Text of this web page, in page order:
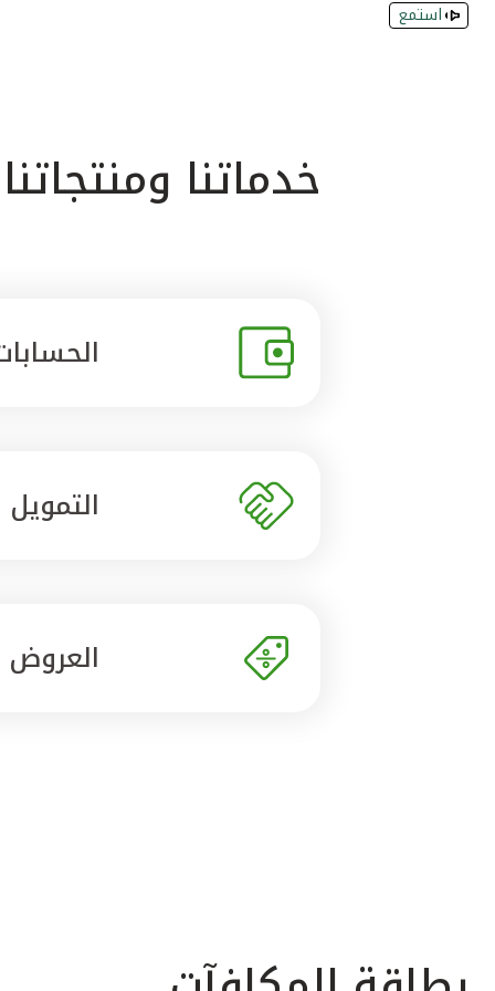
استمع
خدماتنا ومنتجاتنا
التمويل
العروض